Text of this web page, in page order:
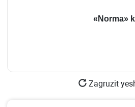
«Norma»
Zagruzit